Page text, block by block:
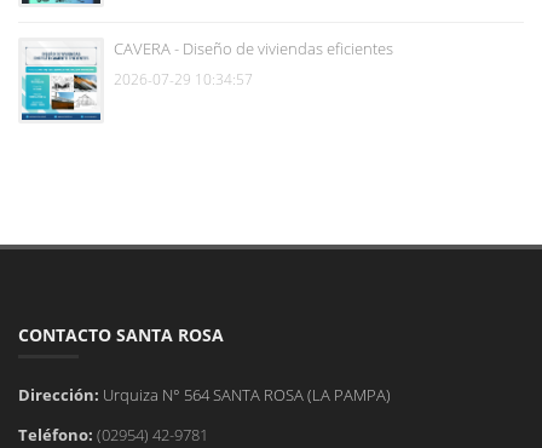
CAVERA - Diseño de viviendas eficientes
2026-07-29 10:34:57
CONTACTO SANTA ROSA
Dirección: Urquiza N° 564 SANTA ROSA (LA PAMPA)
Teléfono: (02954) 42-9781